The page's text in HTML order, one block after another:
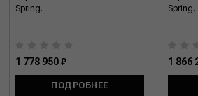
Spring.
1 778 950 ₽
ПОДРОБНЕЕ
Spring.
1 866